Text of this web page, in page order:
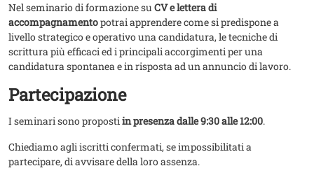
Nel seminario di formazione su CV e lettera di
accompagnamentopotrai apprendere come si predispone a
livello strategico e operativo una candidatura, le tecniche di
scrittura più efficaci ed i principali accorgimenti per una
candidatura spontanea e in risposta ad un annuncio di lavoro.
Partecipazione
I seminari sono propostiin presenza dalle 9:30 alle 12:00.
Chiediamo agli iscritti confermati, se impossibilitati a
partecipare, di avvisare della loro assenza.